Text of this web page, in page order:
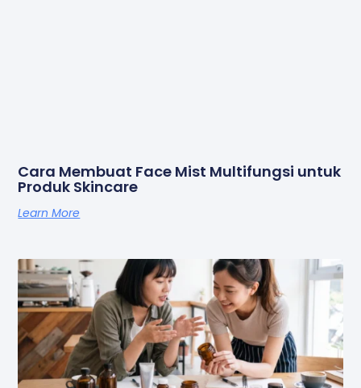
Cara Membuat Face Mist Multifungsi untuk
Produk Skincare
Learn More